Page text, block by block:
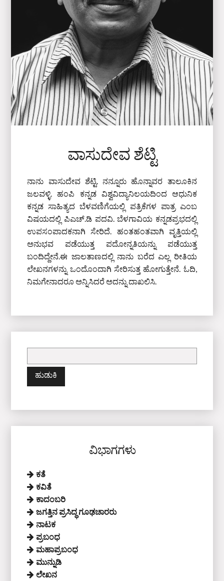
ವಾಸುದೇವ ಶೆಟ್ಟಿ
ನಾನು ವಾಸುದೇವ ಶೆಟ್ಟಿ. ನನ್ನೂರು ಹೊನ್ನಾವರ ತಾಲೂಕಿನ
ಜಲವಳ್ಳಿ. ಹಂಪಿ ಕನ್ನಡ ವಿಶ್ವವಿದ್ಯಾನಿಲಯದಿಂದ ಆಧುನಿಕ
ಕನ್ನಡ ಸಾಹಿತ್ಯದ ಬೆಳವಣಿಗೆಯಲ್ಲಿ ಪತ್ರಿಕೆಗಳ ಪಾತ್ರ ಎಂಬ
ವಿಷಯದಲ್ಲಿ ಪಿಎಚ್‌.ಡಿ ಪದವಿ. ಬೆಳಗಾವಿಯ ಕನ್ನಡಪ್ರಭದಲ್ಲಿ
ಉಪಸಂಪಾದಕನಾಗಿ ಸೇರಿದೆ. ಹಂತಹಂತವಾಗಿ ವೃತ್ತಿಯಲ್ಲಿ
ಅನುಭವ ಪಡೆಯುತ್ತ ಪದೋನ್ನತಿಯನ್ನು ಪಡೆಯುತ್ತ
ಬಂದಿದ್ದೇನೆ.ಈ ಜಾಲತಾಣದಲ್ಲಿ ನಾನು ಬರೆದ ಎಲ್ಲ ರೀತಿಯ
ಲೇಖನಗಳನ್ನು ಒಂದೊಂದಾಗಿ ಸೇರಿಸುತ್ತ ಹೋಗುತ್ತೇನೆ. ಓದಿ,
ನಿಮಗೇನಾದರೂ ಅನ್ನಿಸಿದರೆ ಅದನ್ನು ದಾಖಲಿಸಿ.
ಹುಡುಕಿ:
ವಿಭಾಗಗಳು
ಕತೆ
ಕವಿತೆ
ಕಾದಂಬರಿ
ಜಗತ್ತಿನ ಪ್ರಸಿದ್ಧ ಗೂಢಚಾರರು
ನಾಟಕ
ಪ್ರಬಂಧ
ಮಹಾಪ್ರಬಂಧ
ಮುನ್ನುಡಿ
ಲೇಖನ